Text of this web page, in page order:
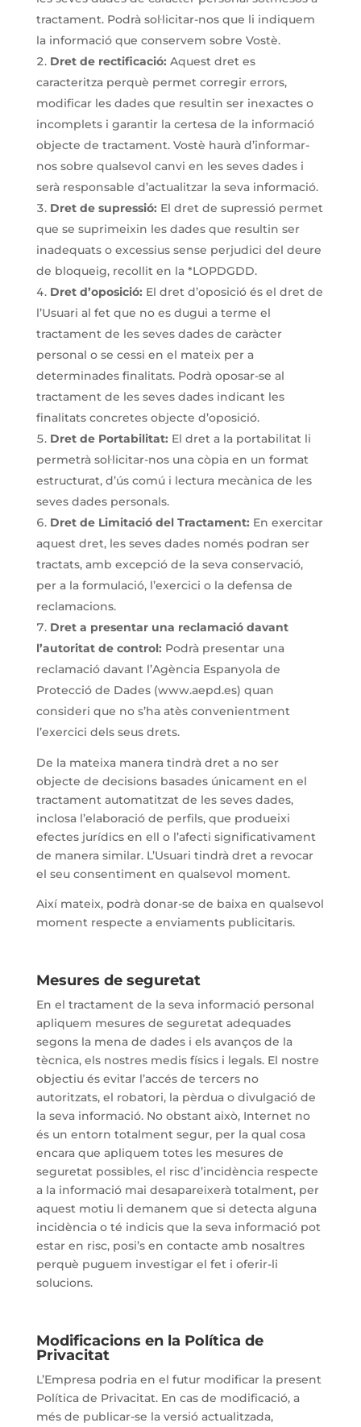
tractament. Podrà sol·licitar-nos que li indiquem
la informació que conservem sobre Vostè.
Dret de rectificació: Aquest dret es
caracteritza perquè permet corregir errors,
modificar les dades que resultin ser inexactes o
incomplets i garantir la certesa de la informació
objecte de tractament. Vostè haurà d’informar-
nos sobre qualsevol canvi en les seves dades i
serà responsable d’actualitzar la seva informació.
Dret de supressió: El dret de supressió permet
que se suprimeixin les dades que resultin ser
inadequats o excessius sense perjudici del deure
de bloqueig, recollit en la *LOPDGDD.
Dret d’oposició: El dret d’oposició és el dret de
l’Usuari al fet que no es dugui a terme el
tractament de les seves dades de caràcter
personal o se cessi en el mateix per a
determinades finalitats. Podrà oposar-se al
tractament de les seves dades indicant les
finalitats concretes objecte d’oposició.
Dret de Portabilitat: El dret a la portabilitat li
permetrà sol·licitar-nos una còpia en un format
estructurat, d’ús comú i lectura mecànica de les
seves dades personals.
Dret de Limitació del Tractament: En exercitar
aquest dret, les seves dades només podran ser
tractats, amb excepció de la seva conservació,
per a la formulació, l’exercici o la defensa de
reclamacions.
Dret a presentar una reclamació davant
l’autoritat de control: Podrà presentar una
reclamació davant l’Agència Espanyola de
Protecció de Dades (www.aepd.es) quan
consideri que no s’ha atès convenientment
l’exercici dels seus drets.
De la mateixa manera tindrà dret a no ser
objecte de decisions basades únicament en el
tractament automatitzat de les seves dades,
inclosa l’elaboració de perfils, que produeixi
efectes jurídics en ell o l’afecti significativament
de manera similar. L’Usuari tindrà dret a revocar
el seu consentiment en qualsevol moment.
Així mateix, podrà donar-se de baixa en qualsevol
moment respecte a enviaments publicitaris.
Mesures de seguretat
En el tractament de la seva informació personal
apliquem mesures de seguretat adequades
segons la mena de dades i els avanços de la
tècnica, els nostres medis físics i legals. El nostre
objectiu és evitar l’accés de tercers no
autoritzats, el robatori, la pèrdua o divulgació de
la seva informació. No obstant això, Internet no
és un entorn totalment segur, per la qual cosa
encara que apliquem totes les mesures de
seguretat possibles, el risc d’incidència respecte
a la informació mai desapareixerà totalment, per
aquest motiu li demanem que si detecta alguna
incidència o té indicis que la seva informació pot
estar en risc, posi’s en contacte amb nosaltres
perquè puguem investigar el fet i oferir-li
solucions.
Modificacions en la Política de
Privacitat
L’Empresa podria en el futur modificar la present
Política de Privacitat. En cas de modificació, a
més de publicar-se la versió actualitzada,